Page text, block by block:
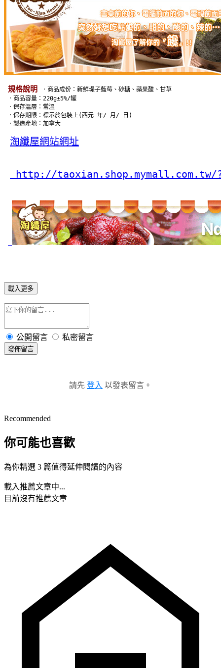
規格說明 ．商品成份： 新鮮堤子藍莓、砂糖、蘋果酸、甘草
．商品容量：220g±5%/罐
．保存溫層：常溫
．保存期限：標示於包裝上(西元 年/ 月/ 日)
．製造產地：加拿大
淘纖屋網站網址
http://taoxian.shop.mymall.com.tw/
載入更多
公開留言 私密留言
發佈留言
請先 登入 以發表留言。
Recommended
你可能也喜歡
為你精選 3 篇值得延伸閱讀的內容
載入推薦文章中...
目前沒有推薦文章